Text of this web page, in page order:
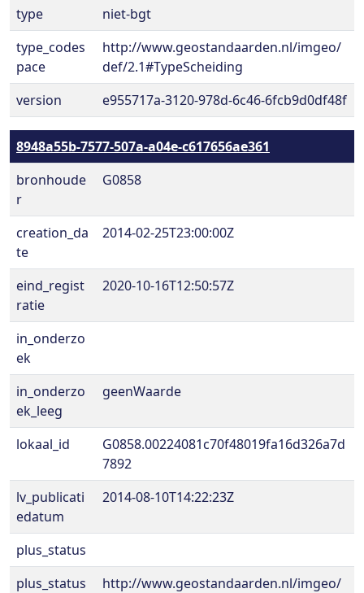
type
niet-bgt
type_codes
pace
http://www.geostandaarden.nl/imgeo/
def/2.1#TypeScheiding
version
e955717a-3120-978d-6c46-6fcb9d0df48f
8948a55b-7577-507a-a04e-c617656ae361
bronhoude
r
G0858
creation_da
te
2014-02-25T23:00:00Z
eind_regist
ratie
2020-10-16T12:50:57Z
in_onderzo
ek
in_onderzo
ek_leeg
geenWaarde
lokaal_id
G0858.00224081c70f48019fa16d326a7d
7892
lv_publicati
edatum
2014-08-10T14:22:23Z
plus_status
plus_status
http://www.geostandaarden.nl/imgeo/